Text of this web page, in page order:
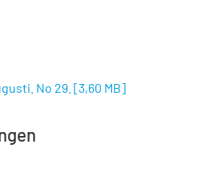
No 29. [3,60 MB]